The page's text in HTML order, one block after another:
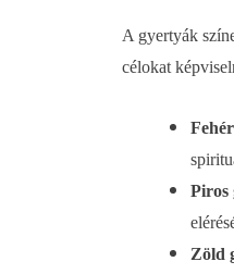
A gyertyák
célokat
Piros
Zöld